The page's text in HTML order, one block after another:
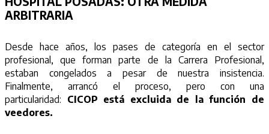
ARBITRARIA
Desde hace años, los pases de categoría en el sector
profesional, que forman parte de la Carrera Profesional,
estaban congelados a pesar de nuestra insistencia.
Finalmente, arrancó el proceso, pero con una
particularidad: CICOP está excluida de la función de
veedores.